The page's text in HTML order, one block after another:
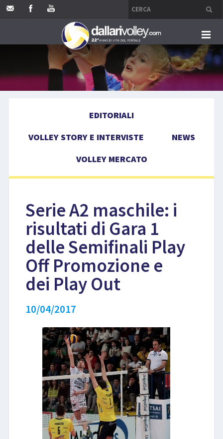
HOME
EVENTI
LIBRI
EDITORIALI
VOLLEY STORY E INTERVISTE
NEWS
VOLLEY MERCATO
Serie A2 maschile: i
risultati di Gara 1
delle Semifinali Play
Off Promozione e
dei Play Out
10/04/2017